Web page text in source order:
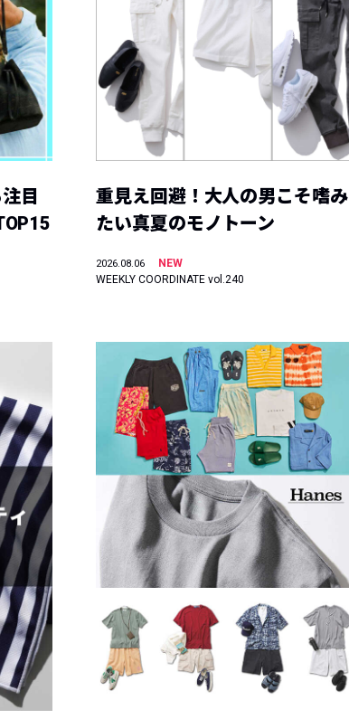
目
重見え回避！大人の男こそ嗜み
たい真夏のモノトーン
2026.08.06
NEW
WEEKLY COORDINATE vol.240